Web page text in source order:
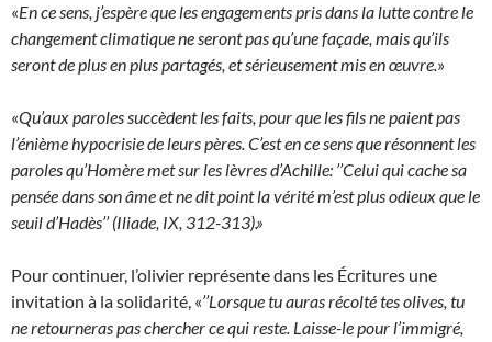
«En ce sens, j’espère que les engagements pris dans la lutte contre le
changement climatique ne seront pas qu’une façade, mais qu’ils
seront de plus en plus partagés, et sérieusement mis en œuvre.»
«Qu’aux paroles succèdent les faits, pour que les fils ne paient pas
l’énième hypocrisie de leurs pères. C’est en ce sens que résonnent les
paroles qu’Homère met sur les lèvres d’Achille: ’’Celui qui cache sa
pensée dans son âme et ne dit point la vérité m’est plus odieux que le
seuil d’Hadès’’ (Iliade, IX, 312-313).»
Pour continuer, l’olivier représente dans les Écritures une
invitation à la solidarité, «’’Lorsque tu auras récolté tes olives, tu
ne retourneras pas chercher ce qui reste. Laisse-le pour l’immigré,